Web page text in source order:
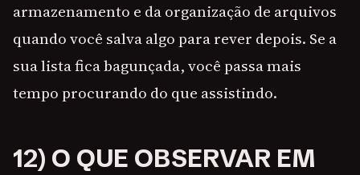
armazenamento e da organização de arquivos
quando você salva algo para rever depois. Se a
sua lista fica bagunçada, você passa mais
tempo procurando do que assistindo.
12) O QUE OBSERVAR EM